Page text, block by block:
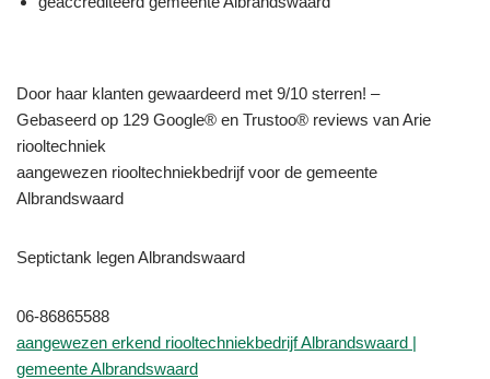
Door haar klanten gewaardeerd met 9/10 sterren! –
Gebaseerd op 129 Google® en Trustoo® reviews van Arie
riooltechniek
aangewezen riooltechniekbedrijf voor de gemeente
Albrandswaard
Septictank legen Albrandswaard
06-86865588
aangewezen erkend riooltechniekbedrijf Albrandswaard |
gemeente Albrandswaard